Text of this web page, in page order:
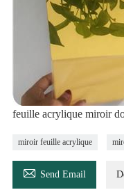
feuille acrylique miroir
miroir feuille acrylique
 Send Email